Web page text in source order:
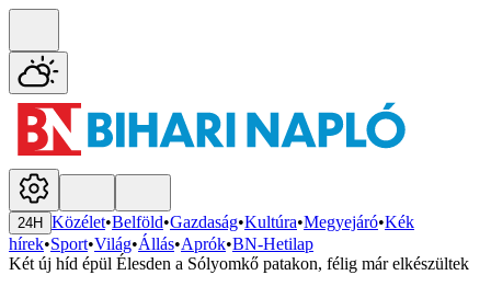
24H Közélet•Belföld•Gazdaság•Kultúra•Megyejáró•Kék
hírek•Sport•Világ•Állás•Aprók•BN-Hetilap
Két új híd épül Élesden a Sólyomkő patakon, félig már elkészültek